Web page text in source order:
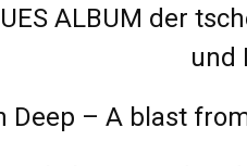
ALBUM der
und
Deep – A blast